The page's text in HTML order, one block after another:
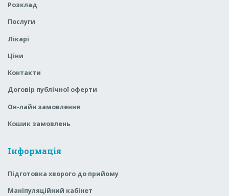
Розклад
Послуги
Лікарі
Ціни
Контакти
Договір публічної оферти
Он-лайн замовлення
Кошик замовлень
Інформація
Підготовка хворого до прийому
Маніпуляційний кабінет